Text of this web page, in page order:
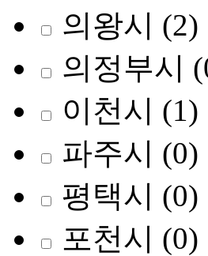
의왕시 (2)
의정부시
이천시 (1)
파주시 (0)
평택시 (0)
포천시 (0)